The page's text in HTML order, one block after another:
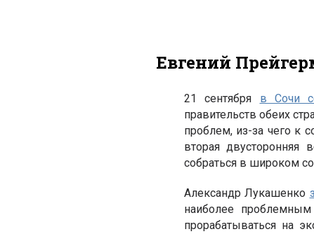
Евгений
21 сентября в Сочи
правительств обеих
проблем, из-за чего к
вторая
собраться в широком
Александр Лукашенко
наиболее
прорабатываться на